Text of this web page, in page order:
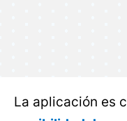
La aplicación es